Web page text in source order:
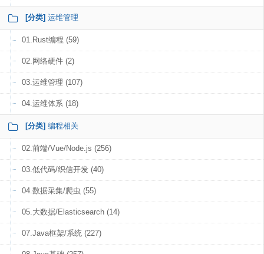
[分类] 运维管理
01.Rust编程 (59)
02.网络硬件 (2)
03.运维管理 (107)
04.运维体系 (18)
[分类] 编程相关
02.前端/Vue/Node.js (256)
03.低代码/织信开发 (40)
04.数据采集/爬虫 (55)
05.大数据/Elasticsearch (14)
07.Java框架/系统 (227)